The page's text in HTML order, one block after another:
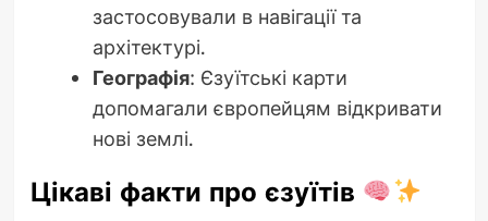
застосовували в навігації та
архітектурі.
Географія: Єзуїтські карти
допомагали європейцям відкривати
нові землі.
Цікаві факти про єзуїтів